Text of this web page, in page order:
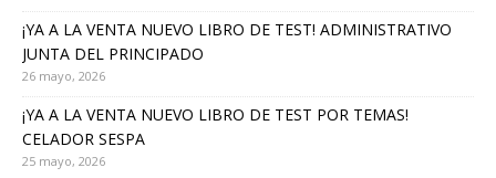
¡YA A LA VENTA NUEVO LIBRO DE TEST! ADMINISTRATIVO
JUNTA DEL PRINCIPADO
26 mayo, 2026
¡YA A LA VENTA NUEVO LIBRO DE TEST POR TEMAS!
CELADOR SESPA
25 mayo, 2026